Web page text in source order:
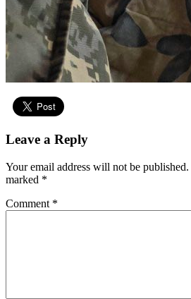
Leave a Reply
Your email address will not be published.
marked *
Comment *